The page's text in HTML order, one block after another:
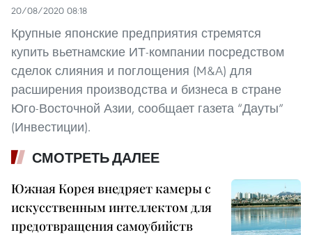
20/08/2020 08:18
Крупные японские предприятия стремятся
купить вьетнамские ИТ-компании посредством
сделок слияния и поглощения (M&A) для
расширения производства и бизнеса в стране
Юго-Восточной Азии, сообщает газета “Дауты”
(Инвестиции).
СМОТРЕТЬ ДАЛЕЕ
Южная Корея внедряет камеры с
искусственным интеллектом для
предотвращения самоубийств